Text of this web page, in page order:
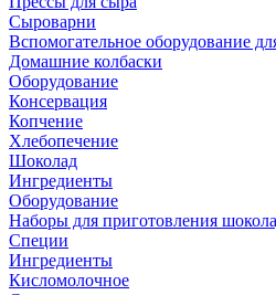
Сыроварни
Вспомогательное оборудование
Домашние колбаски
Оборудование
Консервация
Копчение
Хлебопечение
Шоколад
Ингредиенты
Оборудование
Наборы для приготовления
Специи
Ингредиенты
Кисломолочное